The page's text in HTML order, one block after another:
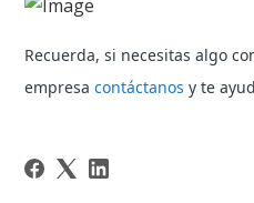
Recuerda, si necesitas algo
empresa contáctanosy te